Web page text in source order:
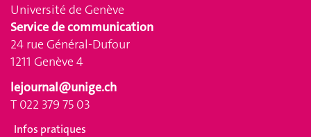
Université de Genève
Service de communication
24 rue Général-Dufour
1211 Genève 4
lejournal@unige.ch
T 022 379 75 03
Infos pratiques